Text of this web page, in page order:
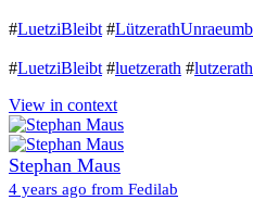
#LuetziBleibt #
#LuetziBleibt #luetzerath #
View in context
Stephan Maus
4 years ago from Fedilab